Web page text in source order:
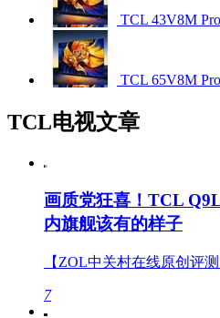
TCL 43V8M Pro
TCL 65V8M Pro
TCL电视文章
画质党狂喜！TCL
内旗舰该有的样子
【ZOL中关村在线原创评
7